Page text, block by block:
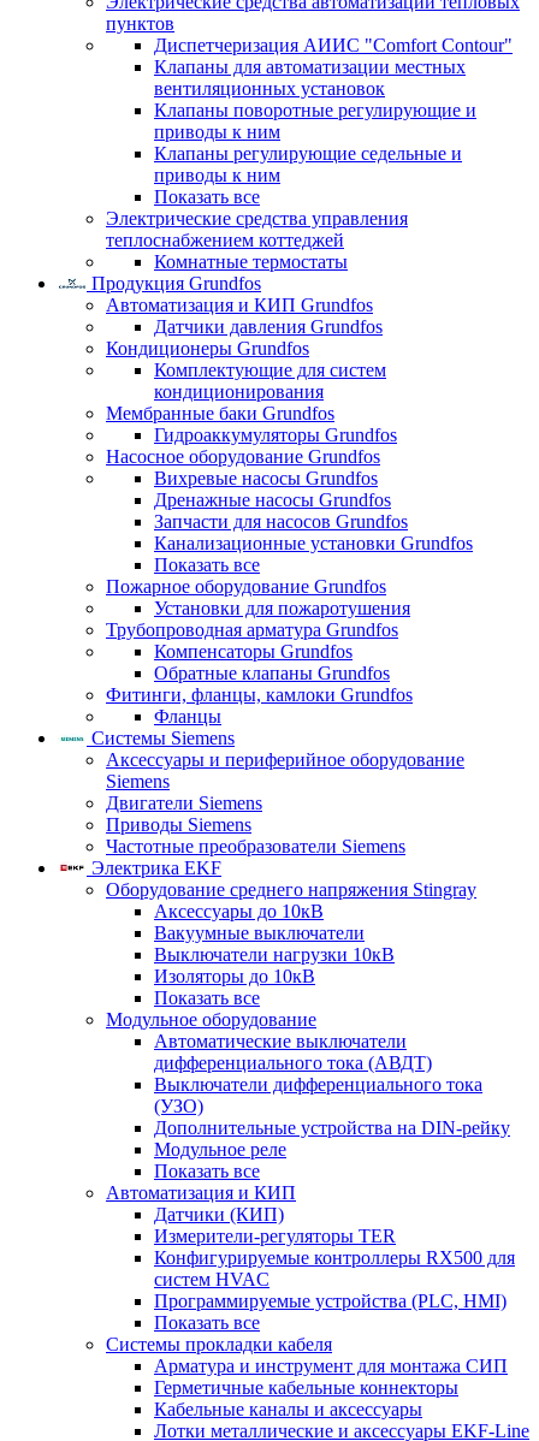
пунктов
Диспетчеризация АИИС "Comfort Contour"
Клапаны для автоматизации местных
вентиляционных установок
Клапаны поворотные регулирующие и
приводы к ним
Клапаны регулирующие седельные и
приводы к ним
Показать все
Электрические средства управления
теплоснабжением коттеджей
Комнатные термостаты
Продукция Grundfos
Автоматизация и КИП Grundfos
Датчики давления Grundfos
Кондиционеры Grundfos
Комплектующие для систем
кондиционирования
Мембранные баки Grundfos
Гидроаккумуляторы Grundfos
Насосное оборудование Grundfos
Вихревые насосы Grundfos
Дренажные насосы Grundfos
Запчасти для насосов Grundfos
Канализационные установки Grundfos
Показать все
Пожарное оборудование Grundfos
Установки для пожаротушения
Трубопроводная арматура Grundfos
Компенсаторы Grundfos
Обратные клапаны Grundfos
Фитинги, фланцы, камлоки Grundfos
Фланцы
Системы Siemens
Аксессуары и периферийное оборудование
Siemens
Двигатели Siemens
Приводы Siemens
Частотные преобразователи Siemens
Электрика EKF
Оборудование среднего напряжения Stingray
Аксессуары до 10кВ
Вакуумные выключатели
Выключатели нагрузки 10кВ
Изоляторы до 10кВ
Показать все
Модульное оборудование
Автоматические выключатели
дифференциального тока (АВДТ)
Выключатели дифференциального тока
(УЗО)
Дополнительные устройства на DIN-рейку
Модульное реле
Показать все
Автоматизация и КИП
Датчики (КИП)
Измерители-регуляторы TER
Конфигурируемые контроллеры RX500 для
систем HVAC
Программируемые устройства (PLC, HMI)
Показать все
Системы прокладки кабеля
Арматура и инструмент для монтажа СИП
Герметичные кабельные коннекторы
Кабельные каналы и аксессуары
Лотки металлические и аксессуары EKF-Line